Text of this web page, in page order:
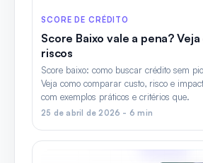
SCORE DE CRÉDITO
Score Baixo vale a pena?
riscos
Score baixo: como buscar crédito sem
Veja como comparar custo, risco e
com exemplos práticos e critérios que.
25 de abril de 2026 - 6 min